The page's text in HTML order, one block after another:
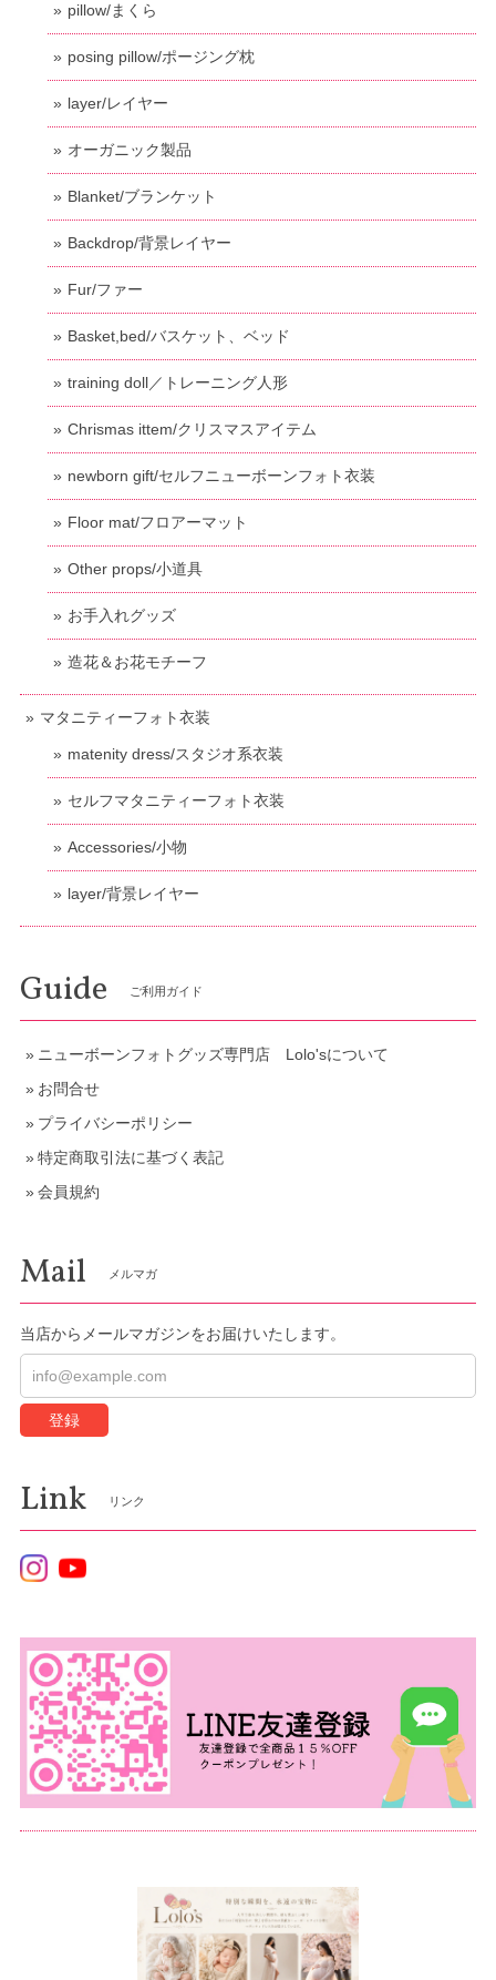
pillow/まくら
posing pillow/ポージング枕
layer/レイヤー
オーガニック製品
Blanket/ブランケット
Backdrop/背景レイヤー
Fur/ファー
Basket,bed/バスケット、ベッド
training doll／トレーニング人形
Chrismas ittem/クリスマスアイテム
newborn gift/セルフニューボーンフォト衣装
Floor mat/フロアーマット
Other props/小道具
お手入れグッズ
造花＆お花モチーフ
マタニティーフォト衣装
matenity dress/スタジオ系衣装
セルフマタニティーフォト衣装
Accessories/小物
layer/背景レイヤー
Guide ご利用ガイド
ニューボーンフォトグッズ専門店 Lolo'sについて
お問合せ
プライバシーポリシー
特定商取引法に基づく表記
会員規約
Mail メルマガ
当店からメールマガジンをお届けいたします。
登録
Link リンク